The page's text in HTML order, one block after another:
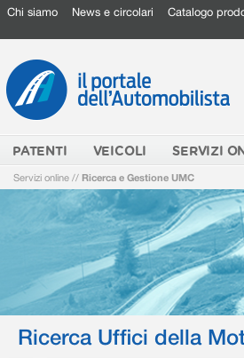
Chi siamo News e circolari Catalogo
PATENTI VEICOLI SERVIZI
Servizi online // Ricerca e Gestione UMC
Ricerca Uffici della